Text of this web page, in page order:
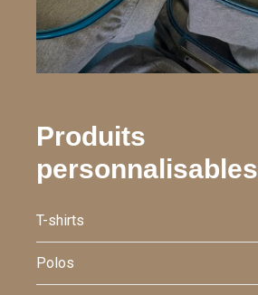
Produits
personnalisables
T-shirts
Polos